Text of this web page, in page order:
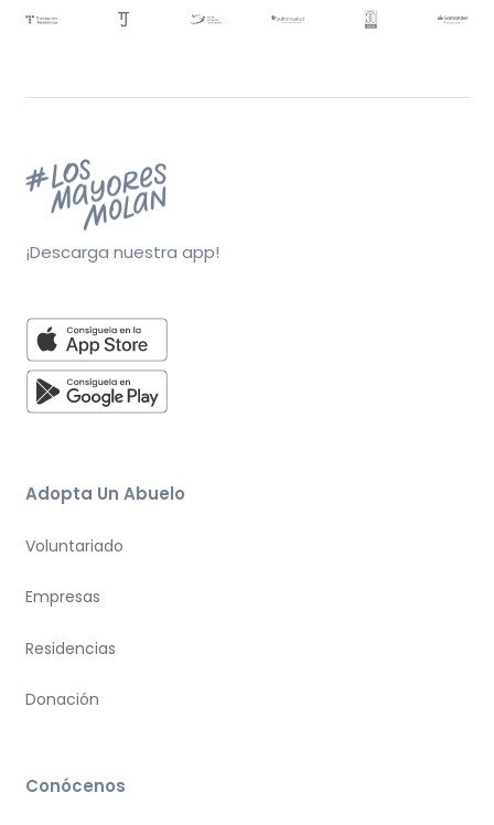
¡Descarga nuestra app!
Adopta Un Abuelo
Voluntariado
Empresas
Residencias
Donación
Conócenos